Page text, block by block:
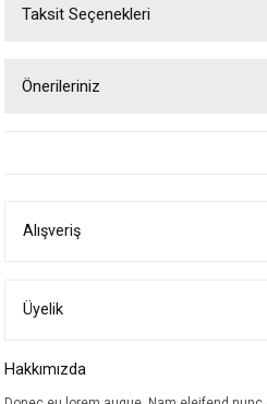
Taksit Seçenekleri
Önerileriniz
Ürün bilgilerinde hatalar bulunuyor.
Bu ürüne benzer farklı alternatifler
Alışveriş
Üyelik
Hakkımızda